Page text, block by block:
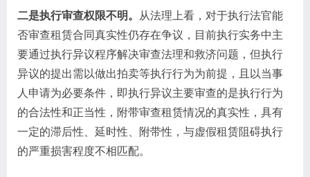
二是执行审查权限不明。
从法理上看，对于执行法官能
否审查租赁合同真实性仍存在争议，目前执行实务中主
要通过执行异议程序解决审查法理和救济问题，但执行
异议的提出需以做出拍卖等执行行为为前提，且以当事
人申请为必要条件，即执行异议主要审查的是执行行为
的合法性和正当性，附带审查租赁情况的真实性，具有
一定的滞后性、延时性、附带性，与虚假租赁阻碍执行
的严重损害程度不相匹配。